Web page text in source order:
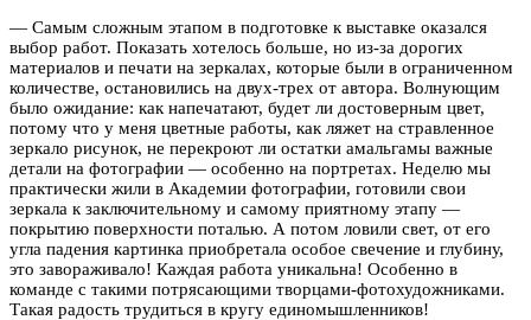
— Самым сложным этапом в подготовке к выставке оказался
выбор работ. Показать хотелось больше, но из-за дорогих
материалов и печати на зеркалах, которые были в ограниченном
количестве, остановились на двух-трех от автора. Волнующим
было ожидание: как напечатают, будет ли достоверным цвет,
потому что у меня цветные работы, как ляжет на стравленное
зеркало рисунок, не перекроют ли остатки амальгамы важные
детали на фотографии — особенно на портретах. Неделю мы
практически жили в Академии фотографии, готовили свои
зеркала к заключительному и самому приятному этапу —
покрытию поверхности поталью. А потом ловили свет, от его
угла падения картинка приобретала особое свечение и глубину,
это завораживало! Каждая работа уникальна! Особенно в
команде с такими потрясающими творцами-фотохудожниками.
Такая радость трудиться в кругу единомышленников!